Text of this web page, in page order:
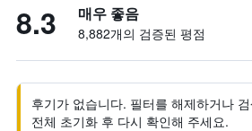
8.3 매우 좋음
8,882개의 검증된 평점
후기가 없습니다. 필터를 해제하거나
전체 초기화 후 다시 확인해 주세요.